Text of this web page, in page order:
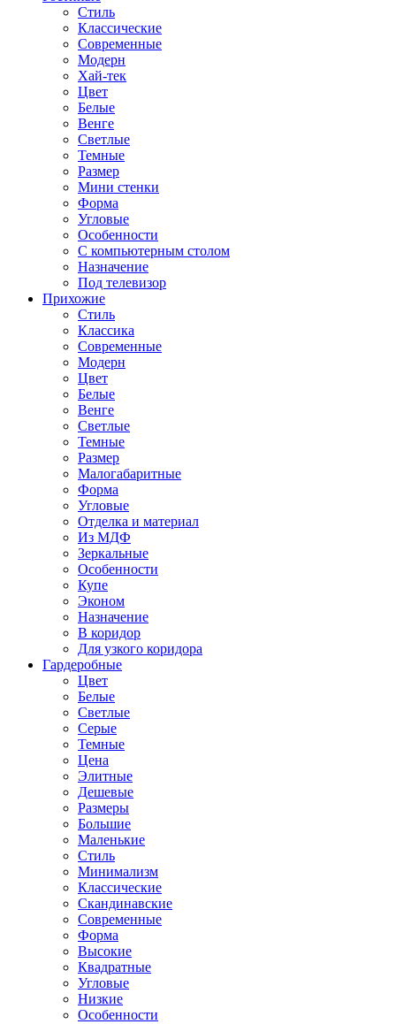
Стиль
Классические
Современные
Модерн
Хай-тек
Цвет
Белые
Венге
Светлые
Темные
Размер
Мини стенки
Форма
Угловые
Особенности
С компьютерным столом
Назначение
Под телевизор
Прихожие
Стиль
Классика
Современные
Модерн
Цвет
Белые
Венге
Светлые
Темные
Размер
Малогабаритные
Форма
Угловые
Отделка и материал
Из МДФ
Зеркальные
Особенности
Купе
Эконом
Назначение
В коридор
Для узкого коридора
Гардеробные
Цвет
Белые
Светлые
Серые
Темные
Цена
Элитные
Дешевые
Размеры
Большие
Маленькие
Стиль
Минимализм
Классические
Скандинавские
Современные
Форма
Высокие
Квадратные
Угловые
Низкие
Особенности